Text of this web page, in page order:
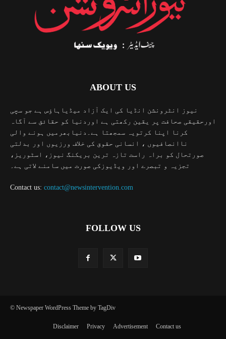
ABOUT US
نیوز انٹرونشن انڈیا کی ایک آزاد میڈیاہاؤس ہے جو سچی
اورحقیقی صحافت پر یقین رکھتی ہے اوردنیا کو حقائق سے آگاہ
کرنا اپنا کرتویہ سمجھتا ہے۔دنیابھرمیں ہونے والی
ناانصافیوں ، انسانی حقوق کی خلاف ورزیوں اور بدلتی
صورتحال کو براہ راست تازہ ترین بریکنگ نیوز، اسٹوریز،
تجزیہ و تبصرے اور ویڈیوزکی صورت میں سامنے لاتی ہے۔
Contact us: contact@newsintervention.com
FOLLOW US
© Newspaper WordPress Theme by TagDiv
Disclaimer Privacy Advertisement Contact us